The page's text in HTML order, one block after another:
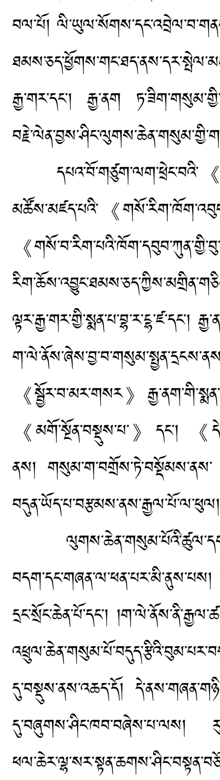
བལ་པོ།
རྒྱ་གར་དང་། རྒྱ་ནག
དཔའ་བོ་གཙུག་ལག་ཕྲེང་བའི་《
མཚོས་མཛད་པའི་《
《
ལྟར་རྒྱ་གར་གྱི་སྨན་པ་བྷ་ར་ངྷ་ཛ་དང་།
《སྦྱོར་བ་མར་གསར》
《མགོ་སྔོན་བསྡུས་པ་》དང་། 《
ནས།
བདུན་ཡོད་པ་བརྩམས་ནས་རྒྱལ་པོ་ལ་ཕུལ།
དྲང་སྲོང་ཆེན་པོ་དང་།
དུ་བསྡུས་ནས་འཆད་དོ།
དུ་བཞུགས་ཤིང་ཁབ་བཞེས་པ་ལས།